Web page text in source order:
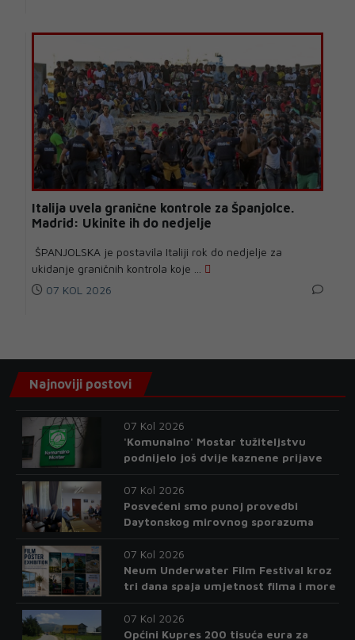
Italija uvela granične kontrole za Španjolce.
Madrid: Ukinite ih do nedjelje
ŠPANJOLSKA je postavila Italiji rok do nedjelje za
ukidanje graničnih kontrola koje ...
07 KOL 2026
Najnoviji postovi
07 Kol 2026
'Komunalno' Mostar tužiteljstvu
podnijelo još dvije kaznene prijave
07 Kol 2026
Posvećeni smo punoj provedbi
Daytonskog mirovnog sporazuma
07 Kol 2026
Neum Underwater Film Festival kroz
tri dana spaja umjetnost filma i more
07 Kol 2026
Općini Kupres 200 tisuća eura za